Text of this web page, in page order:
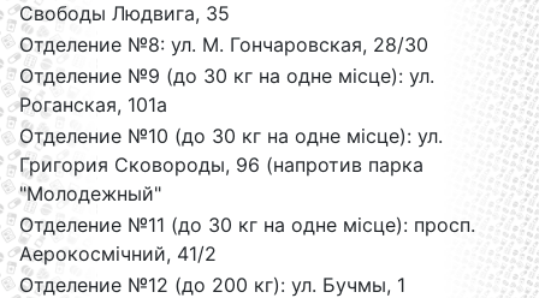
Свободы Людвига, 35
Отделение №8: ул. М. Гончаровская, 28/30
Отделение №9 (до 30 кг на одне місце): ул.
Роганская, 101а
Отделение №10 (до 30 кг на одне місце): ул.
Григория Сковороды, 96 (напротив парка
"Молодежный"
Отделение №11 (до 30 кг на одне місце): просп.
Аерокосмічний, 41/2
Отделение №12 (до 200 кг): ул. Бучмы, 1